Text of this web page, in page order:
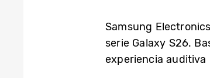
Samsung
serie Galaxy S26.
experiencia